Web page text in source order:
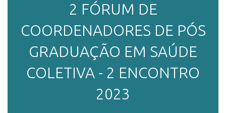
SOBRE
2 FÓRUM DE
COORDENADORES DE PÓS
GRADUAÇÃO EM SAÚDE
COLETIVA - 2 ENCONTRO
2023